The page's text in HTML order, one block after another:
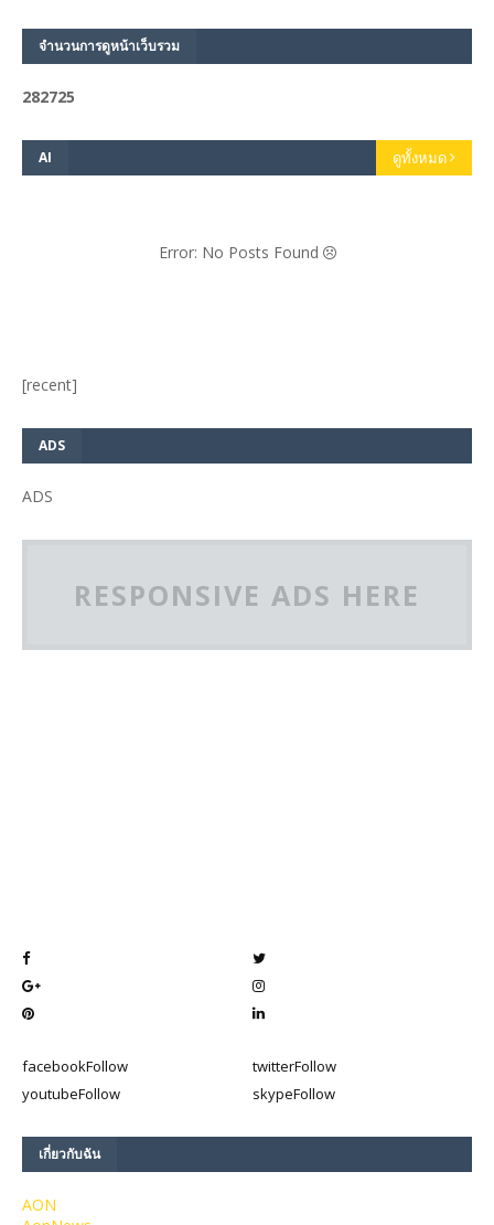
จำนวนการดูหน้าเว็บรวม
282725
AI ดูทั้งหมด
Error: No Posts Found
[recent]
ADS
ADS
RESPONSIVE ADS HERE
facebookFollow twitterFollow
youtubeFollow skypeFollow
เกี่ยวกับฉัน
AON